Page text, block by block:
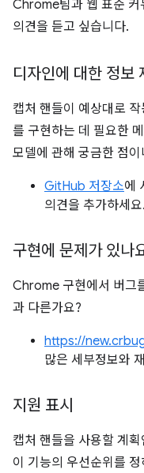
Chrome팀과 웹 표준 커
의견을 듣고 싶습니다.
디자인에 대한 정보
캡처 핸들이 예상대로
를 구현하는 데 필요한
모델에 관해 궁금한 점
GitHub 저장소에
의견을 추가하세요.
구현에 문제가 있나
Chrome 구현에서 버그
과 다른가요?
https://
많은 세부정보와
지원 표시
캡처 핸들을 사용할 계
이 기능의 우선순위를